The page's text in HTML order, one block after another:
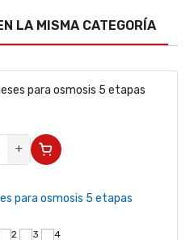
LA MISMA CATEGORÍA
+
para osmosis 5 etapas